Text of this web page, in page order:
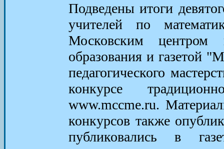
Подведены итоги
учителей по
Московским центром
образования и газетой
педагогического
конкурсе
www.mccme.ru.
конкурсов также
публиковались в